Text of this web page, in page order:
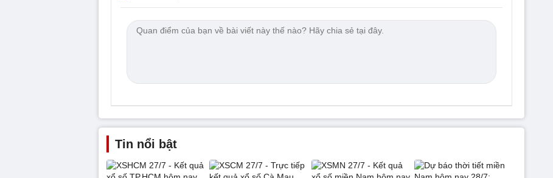
Tin nổi bật